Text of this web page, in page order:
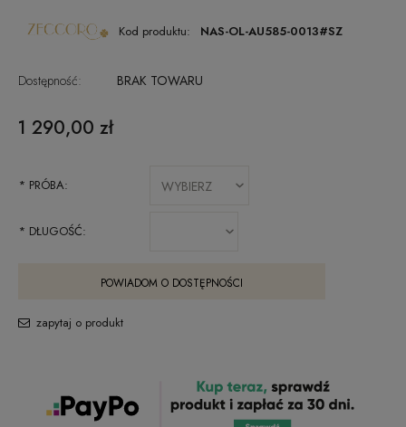
Kod produktu: NAS-OL-AU585-0013#SZ
Dostępność: BRAK TOWARU
1 290,00 zł
* PRÓBA:
* DŁUGOŚĆ:
POWIADOM O DOSTĘPNOŚCI
zapytaj o produkt